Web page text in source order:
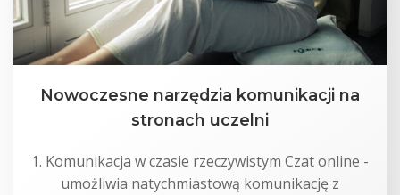
Nowoczesne narzędzia komunikacji na
stronach uczelni
1. Komunikacja w czasie rzeczywistym Czat online -
umożliwia natychmiastową komunikację z